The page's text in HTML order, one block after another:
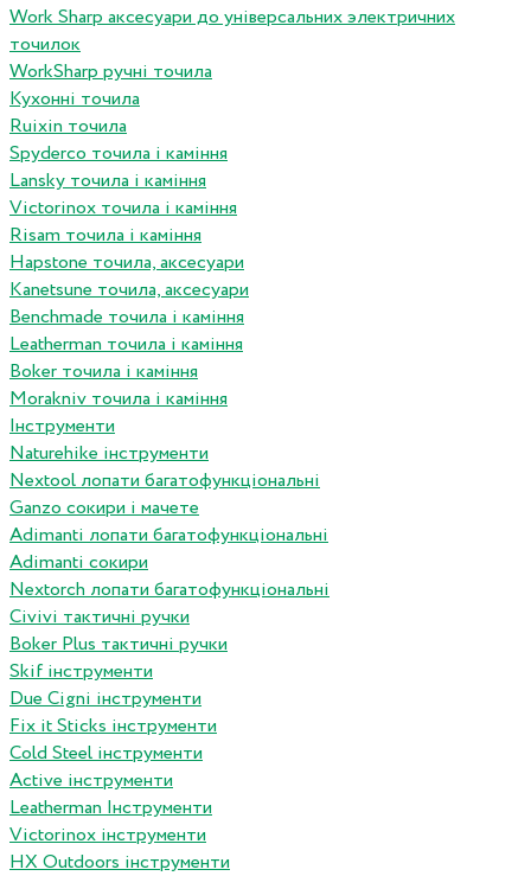
Work Sharp аксесуари до унiверсальних электричних
точилок
WorkSharp ручні точила
Кухонні точила
Ruixin точила
Spyderco точила і каміння
Lansky точила і каміння
Victorinox точила і каміння
Risam точила і каміння
Hapstone точила, аксесуари
Kanetsune точила, аксесуари
Benchmade точила і каміння
Leatherman точила і каміння
Boker точила і каміння
Morakniv точила і каміння
Інструменти
Naturehike інструменти
Nextool лопати багатофункціональні
Ganzo сокири і мачете
Adimanti лопати багатофункціональні
Adimanti сокири
Nextorch лопати багатофункціональні
Сivivi тактичні ручки
Boker Plus тактичні ручки
Skif інструменти
Due Cigni інструменти
Fix it Sticks інструменти
Сold Steel інструменти
Active інструменти
Leatherman Інструменти
Victorinox інструменти
HX Outdoors інструменти